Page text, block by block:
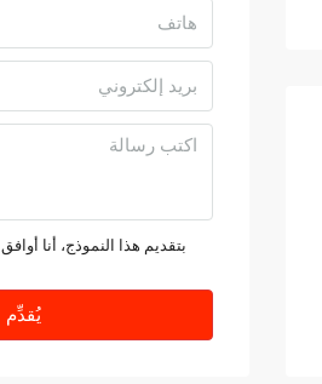
بتقديم هذا النموذج، أنا أوافق
يُقدِّم